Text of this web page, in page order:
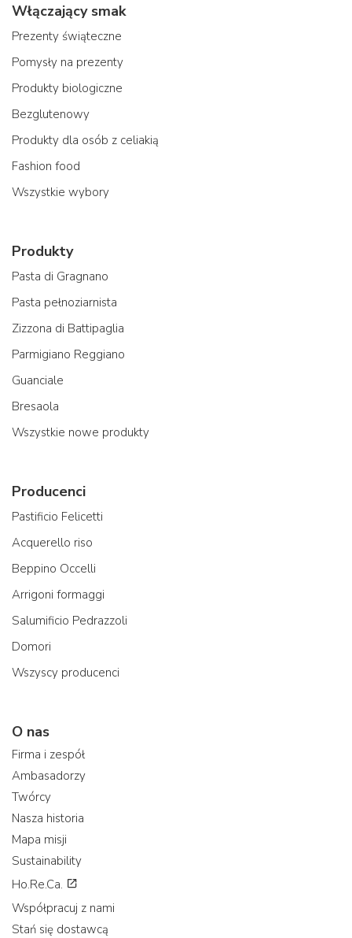
Włączający smak
Prezenty świąteczne
Pomysły na prezenty
Produkty biologiczne
Bezglutenowy
Produkty dla osób z celiakią
Fashion food
Wszystkie wybory
Produkty
Pasta di Gragnano
Pasta pełnoziarnista
Zizzona di Battipaglia
Parmigiano Reggiano
Guanciale
Bresaola
Wszystkie nowe produkty
Producenci
Pastificio Felicetti
Acquerello riso
Beppino Occelli
Arrigoni formaggi
Salumificio Pedrazzoli
Domori
Wszyscy producenci
O nas
Firma i zespół
Ambasadorzy
Twórcy
Nasza historia
Mapa misji
Sustainability
Ho.Re.Ca.
Współpracuj z nami
Stań się dostawcą